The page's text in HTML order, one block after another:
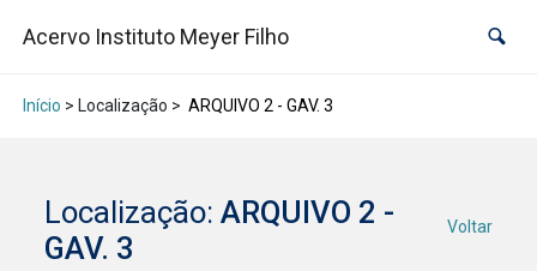
Acervo Instituto Meyer Filho
Início > Localização > ARQUIVO 2 - GAV. 3
Localização:ARQUIVO 2 -
GAV. 3
Voltar